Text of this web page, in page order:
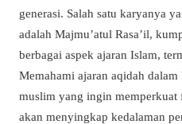
generasi. Salah satu karyanya
adalah Majmu’atul Rasa’il,
berbagai aspek ajaran Islam,
Memahami ajaran aqidah
muslim yang ingin memperkuat
akan menyingkap kedalaman